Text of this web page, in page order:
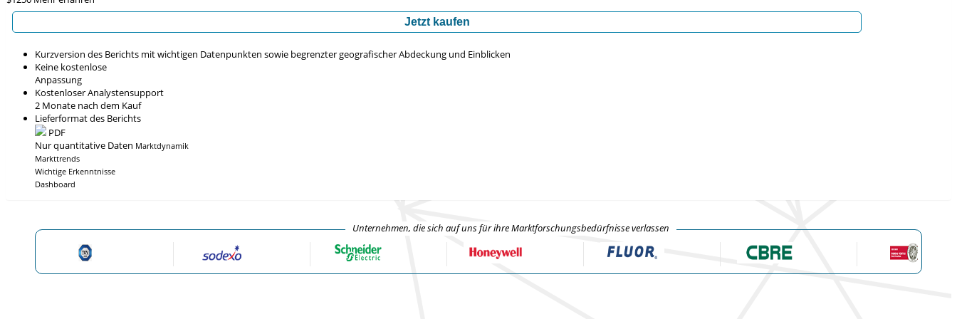
Jetzt kaufen
Kurzversion des Berichts mit wichtigen Datenpunkten sowie begrenzter geografischer Abdeckung und Einblicken
Keine kostenlose
Anpassung
Kostenloser Analystensupport
2 Monate nach dem Kauf
Lieferformat des Berichts
PDF
Nur quantitative Daten Marktdynamik
Markttrends
Wichtige Erkenntnisse
Dashboard
Unternehmen, die sich auf uns für ihre Marktforschungsbedürfnisse verlassen